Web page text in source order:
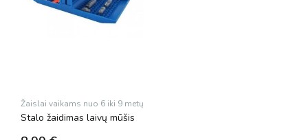
Žaislai vaikams nuo 6 iki 9 metų
Stalo žaidimas laivų mūšis